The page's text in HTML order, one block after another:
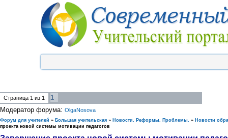
Страница 1 из 1
1
Модератор форума: OlgaNosova
Форум для учителей » Большая учительская » Новости. Реформы. Проблемы. » Новости
проекта новой системы мотивации педагогов